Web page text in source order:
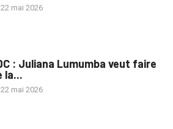
22 mai 2026
: Juliana Lumumba veut faire
la...
22 mai 2026